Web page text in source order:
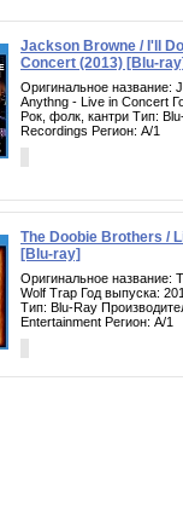
Jackson Browne / I'll
Concert (2013) [Blu-
Оригинальное название:
Anythng - Live in Concert
Рок, фолк, кантри Тип:
Recordings Регион: A/1
The Doobie Brothers /
[Blu-ray]
Оригинальное название:
Wolf Trap Год выпуска:
Тип: Blu-Ray
Entertainment Регион: A/1